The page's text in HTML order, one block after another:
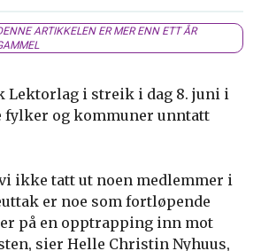
ARTIKKELEN ER MER ENN ETT ÅR
Lektorlag i streik i dag 8. juni i
fylker og kommuner unntatt
ikke tatt ut noen medlemmer i
er noe som fortløpende
på en opptrapping inn mot
sier Helle Christin Nyhuus,